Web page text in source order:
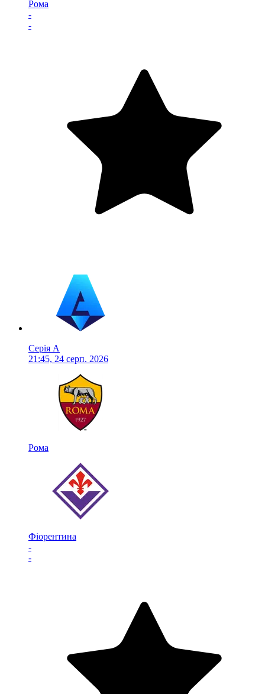
Рома
-
-
Серія А
21:45, 24 серп. 2026
Рома
Фіорентина
-
-